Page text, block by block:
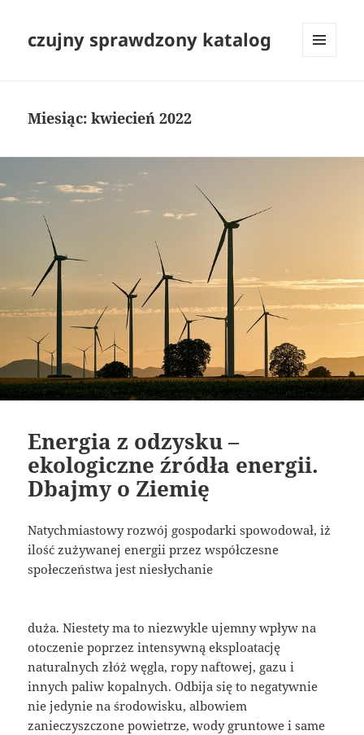
czujny sprawdzony katalog
Miesiąc:kwiecień 2022
Energia z odzysku –
ekologiczne źródła energii.
Dbajmy o Ziemię
Natychmiastowy rozwój gospodarki spowodował, iż
ilość zużywanej energii przez współczesne
społeczeństwa jest niesłychanie
duża. Niestety ma to niezwykle ujemny wpływ na
otoczenie poprzez intensywną eksploatację
naturalnych złóż węgla, ropy naftowej, gazu i
innych paliw kopalnych. Odbija się to negatywnie
nie jedynie na środowisku, albowiem
zanieczyszczone powietrze, wody gruntowe i same